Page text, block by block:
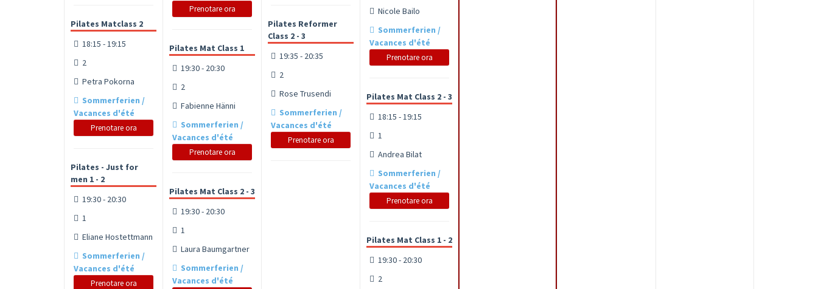
Pilates Matclass 2
18:15 - 19:15
2
Petra Pokorna
Sommerferien /
Vacances d'été
Prenotare ora
Pilates - Just for
men 1 - 2
19:30 - 20:30
1
Eliane Hostettmann
Sommerferien /
Vacances d'été
Prenotare ora
Prenotare ora
Pilates Mat Class 1
19:30 - 20:30
2
Fabienne Hänni
Sommerferien /
Vacances d'été
Prenotare ora
Pilates Mat Class 2 - 3
19:30 - 20:30
1
Laura Baumgartner
Sommerferien /
Vacances d'été
Pilates Reformer
Class 2 - 3
19:35 - 20:35
2
Rose Trusendi
Sommerferien /
Vacances d'été
Prenotare ora
Nicole Bailo
Sommerferien /
Vacances d'été
Prenotare ora
Pilates Mat Class 2 - 3
18:15 - 19:15
1
Andrea Bilat
Sommerferien /
Vacances d'été
Prenotare ora
Pilates Mat Class 1 - 2
19:30 - 20:30
2